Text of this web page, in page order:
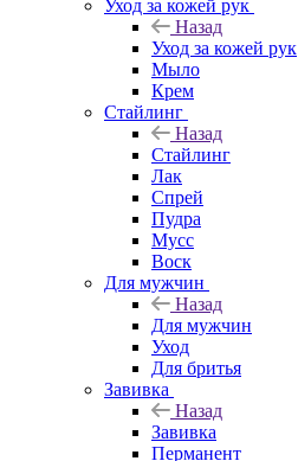
Уход за кожей рук
Назад
Уход за кожей рук
Мыло
Крем
Стайлинг
Назад
Стайлинг
Лак
Спрей
Пудра
Мусс
Воск
Для мужчин
Назад
Для мужчин
Уход
Для бритья
Завивка
Назад
Завивка
Перманент